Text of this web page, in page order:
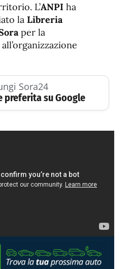
L’ANPI ha
la Libreria
per la
Sora24
preferita su Google